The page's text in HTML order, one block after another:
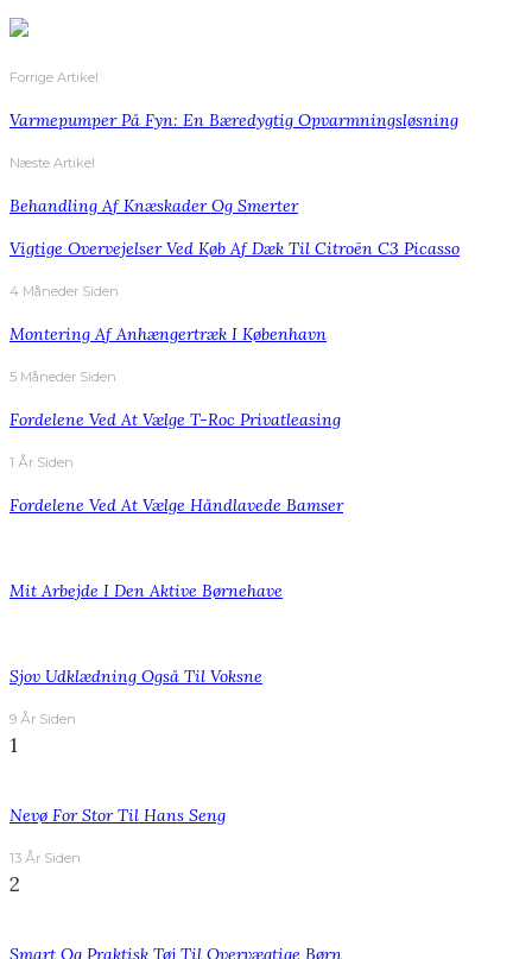
Forrige Artikel
Varmepumper På Fyn: En Bæredygtig Opvarmningsløsning
Næste Artikel
Behandling Af Knæskader Og Smerter
Vigtige Overvejelser Ved Køb Af Dæk Til Citroën C3 Picasso
4 Måneder Siden
Montering Af Anhængertræk I København
5 Måneder Siden
Fordelene Ved At Vælge T-Roc Privatleasing
1 År Siden
Fordelene Ved At Vælge Håndlavede Bamser
Mit Arbejde I Den Aktive Børnehave
Sjov Udklædning Også Til Voksne
9 År Siden
1
Nevø For Stor Til Hans Seng
13 År Siden
2
Smart Og Praktisk Tøj Til Overvægtige Børn